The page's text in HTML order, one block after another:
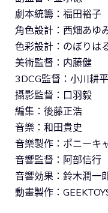
劇本統籌：福田裕子
角色設計：西畑あゆ
色彩設計：のぼりは
美術監督：内藤健
3DCG監督：小川耕平
攝影監督：口羽毅
編集：後藤正浩
音樂：和田貴史
音樂製作：ポニーキ
音響監督：阿部信行
音響効果：鈴木潤一
動畫製作：